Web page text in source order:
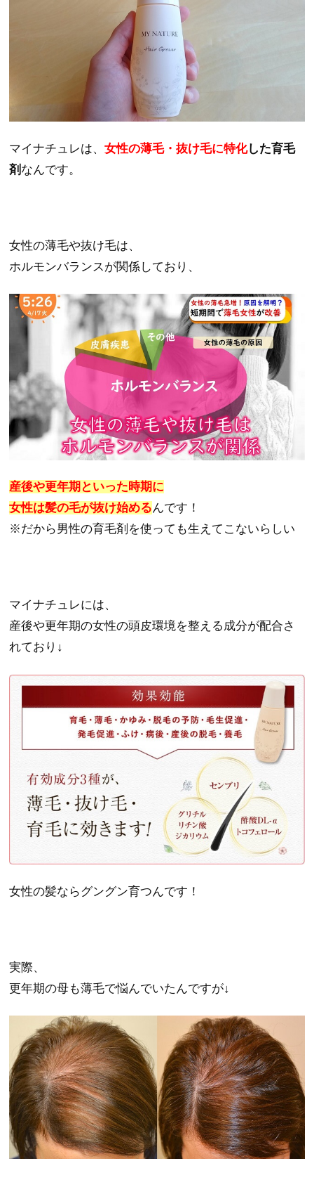
マイナチュレは、女性の薄毛・抜け毛に特化した育毛
剤 なんです。
女性の薄毛や抜け毛は、
ホルモンバランスが関係しており、
産後や更年期といった時期に
女性は髪の毛が抜け始めるんです！
※だから男性の育毛剤を使っても生えてこないらしい
マイナチュレには、
産後や更年期の女性の頭皮環境を整える成分が配合さ
れており↓
女性の髪ならグングン育つんです！
実際、
更年期の母も薄毛で悩んでいたんですが↓